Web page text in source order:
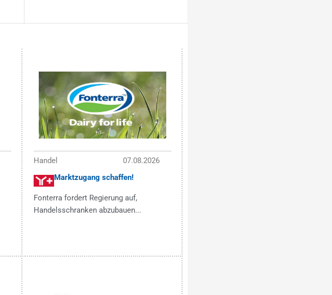
Handel
07.08.2026
Marktzugang schaffen!
Fonterra fordert Regierung auf,
Handelsschranken abzubauen...